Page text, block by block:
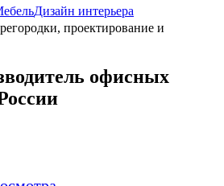
Дизайн интерьера
проектирование и
офисных